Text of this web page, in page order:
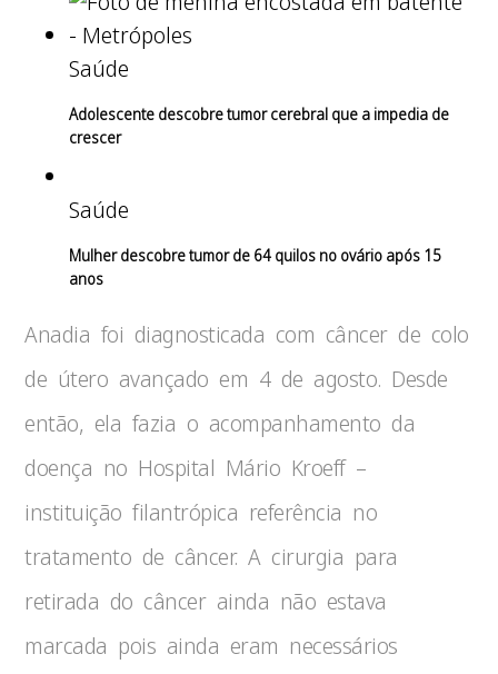
Saúde
Adolescente descobre tumor cerebral que a impedia de
crescer
Saúde
Mulher descobre tumor de 64 quilos no ovário após 15
anos
Anadia foi diagnosticada com câncer de colo
de útero avançado em 4 de agosto. Desde
então, ela fazia o acompanhamento da
doença no Hospital Mário Kroeff –
instituição filantrópica referência no
tratamento de câncer. A cirurgia para
retirada do câncer ainda não estava
marcada pois ainda eram necessários